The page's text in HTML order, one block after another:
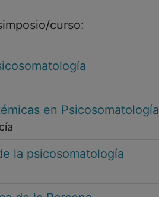
curso:
en Psicosomatología
la psicosomatología